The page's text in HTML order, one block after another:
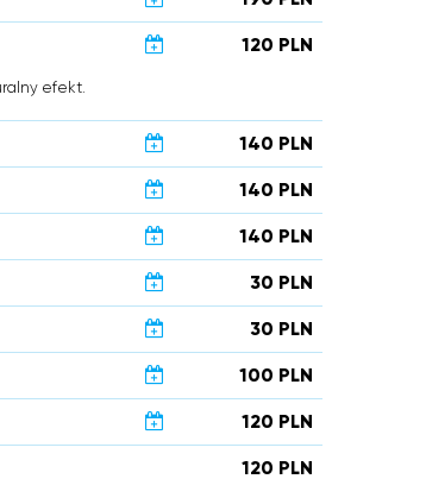
120 PLN
efekt.
140 PLN
140 PLN
140 PLN
30 PLN
30 PLN
100 PLN
120 PLN
120 PLN